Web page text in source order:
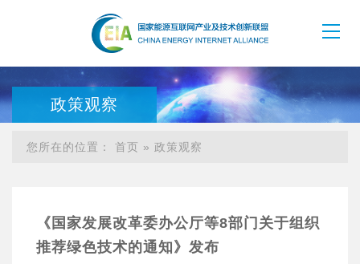
政策观察
您所在的位置： 首页 » 政策观察
《国家发展改革委办公厅等8部门关于组织
推荐绿色技术的通知》发布